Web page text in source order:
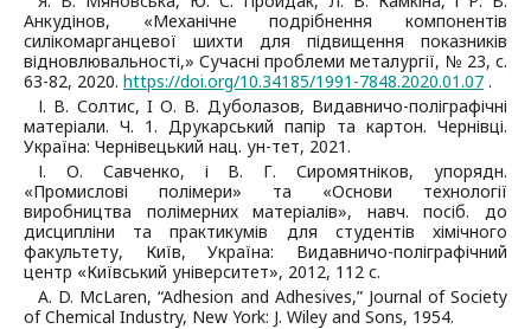
Анкудінов, «Механічне подрібнення компонентів
силікомарганцевої шихти для підвищення показників
відновлювальності,» Сучасні проблеми металургії, № 23, с.
63-82, 2020. https://doi.org/10.34185/1991-7848.2020.01.07 .
І. В. Солтис, I О. В. Дуболазов, Видавничо-поліграфічні
матеріали. Ч. 1. Друкарський папір та картон. Чернівці.
Україна: Чернівецький нац. ун-тет, 2021.
І. О. Савченко, і В. Г. Сиромятніков, упорядн.
«Промислові полімери» та «Основи технології
виробництва полімерних матеріалів», навч. посіб. до
дисципліни та практикумів для студентів хімічного
факультету, Київ, Україна: Видавничо-поліграфічний
центр «Київський університет», 2012, 112 с.
A. D. McLaren, “Adhesion and Adhesives,” Journal of Society
of Chemical Industry, New York: J. Wiley and Sons, 1954.